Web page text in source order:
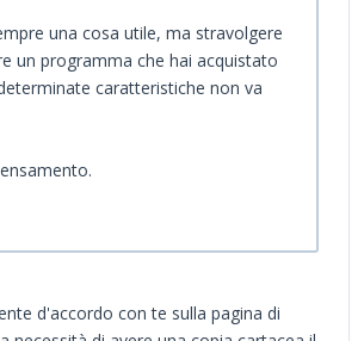
una cosa utile, ma stravolgere
un programma che hai acquistato
caratteristiche non va
d'accordo con te sulla pagina di